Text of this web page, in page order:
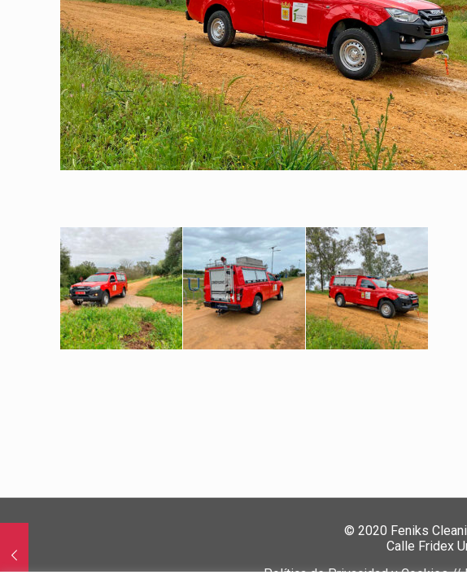
© 2020 Feniks
Calle Fridex
Política de Privacidad y Cookies//